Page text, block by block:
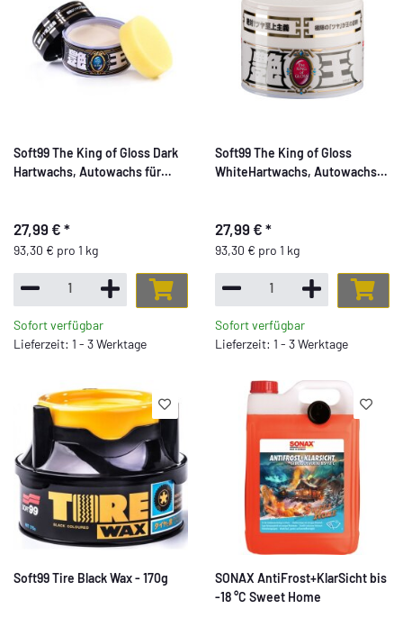
Soft99 The King of Gloss Dark
Hartwachs, Autowachs für
Schwamm, 300gr
27,99 € *
93,30 € pro 1 kg
Sofort verfügbar
Lieferzeit: 1 - 3 Werktage
Soft99 The King of Gloss
WhiteHartwachs, Autowachs
Schwamm, 300gr
27,99 € *
93,30 € pro 1 kg
Sofort verfügbar
Lieferzeit: 1 - 3 Werktage
Soft99 Tire Black Wax - 170g
SONAX AntiFrost+KlarSicht bis
-18 °C Sweet Home